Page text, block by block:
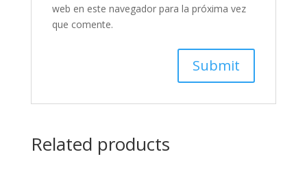
web en este navegador para la próxima vez
que comente.
Related products